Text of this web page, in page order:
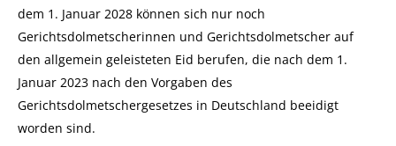
dem 1. Januar 2028 können sich nur noch
Gerichtsdolmetscherinnen und Gerichtsdolmetscher auf
den allgemein geleisteten Eid berufen, die nach dem 1.
Januar 2023 nach den Vorgaben des
Gerichtsdolmetschergesetzes in Deutschland beeidigt
worden sind.